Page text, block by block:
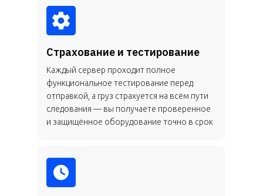
Страхование и тестирование
Каждый сервер проходит полное
функциональное тестирование перед
отправкой, а груз страхуется на всём пути
следования — вы получаете проверенное
и защищённое оборудование точно в срок